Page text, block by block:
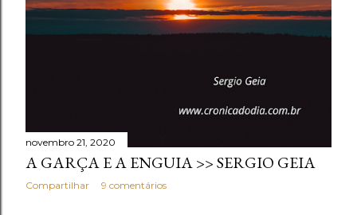
novembro 21, 2020
A GARÇA E A ENGUIA >> SERGIO GEIA
Compartilhar 9 comentários